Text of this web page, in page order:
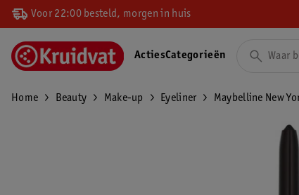
Voor 22:00 besteld, morgen in huis
ActiesCategorieën
Home Beauty Make-up Eyeliner Maybelline New